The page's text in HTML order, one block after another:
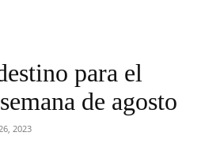
para el
de agosto
2023